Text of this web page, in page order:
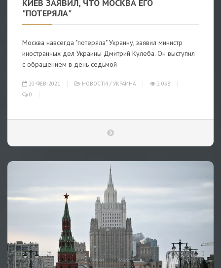
КИЕВ ЗАЯВИЛ, ЧТО МОСКВА ЕГО
"ПОТЕРЯЛА"
Москва навсегда "потеряла" Украину, заявил министр
иностранных дел Украины Дмитрий Кулеба. Он выступил
с обращением в день седьмой
20-ФЕВ-2021 НОВОСТИ / УКРАИНА
2 058
0